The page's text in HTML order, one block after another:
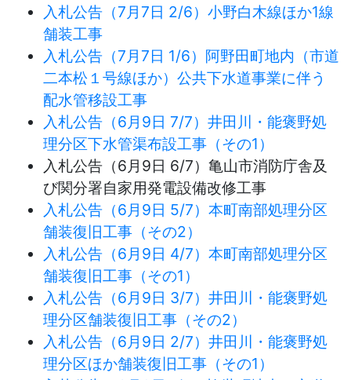
入札公告（7月7日 2/6）小野白木線ほか1線
舗装工事
入札公告（7月7日 1/6）阿野田町地内（市道
二本松１号線ほか）公共下水道事業に伴う
配水管移設工事
入札公告（6月9日 7/7）井田川・能褒野処
理分区下水管渠布設工事（その1）
入札公告（6月9日 6/7）亀山市消防庁舎及
び関分署自家用発電設備改修工事
入札公告（6月9日 5/7）本町南部処理分区
舗装復旧工事（その2）
入札公告（6月9日 4/7）本町南部処理分区
舗装復旧工事（その1）
入札公告（6月9日 3/7）井田川・能褒野処
理分区舗装復旧工事（その2）
入札公告（6月9日 2/7）井田川・能褒野処
理分区ほか舗装復旧工事（その1）